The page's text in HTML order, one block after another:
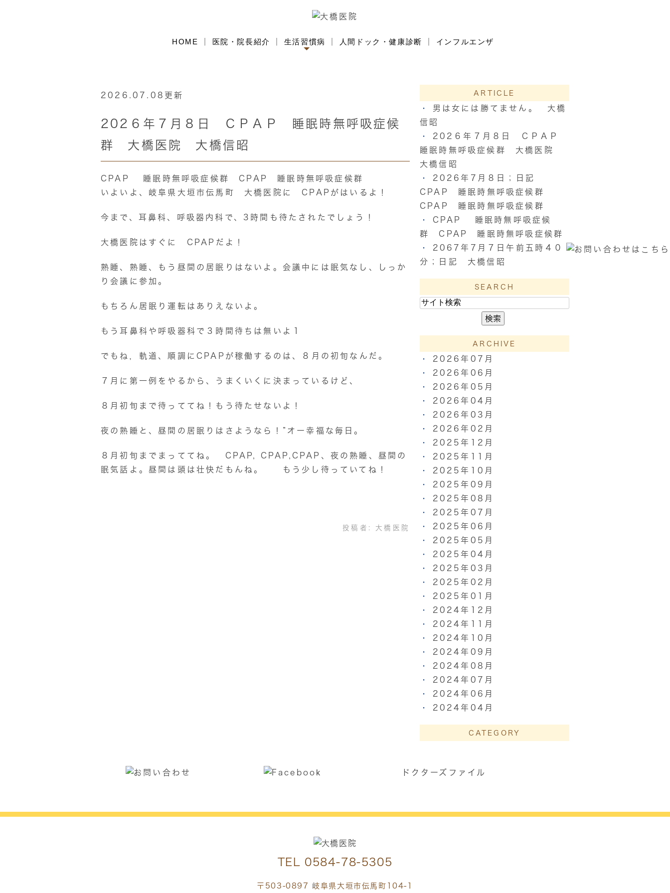
HOME 医院・院長紹介 生活習慣病 人間ドック・健康診断 インフルエンザ
2026.07.08更新
202６年７月８日 ＣＰＡＰ 睡眠時無呼吸症候
群 大橋医院 大橋信昭
CPAP 睡眠時無呼吸症候群 CPAP 睡眠時無呼吸症候群
いよいよ、岐阜県大垣市伝馬町 大橋医院に CPAPがはいるよ！
今まで、耳鼻科、呼吸器内科で、3時間も待たされたでしょう！
大橋医院はすぐに CPAPだよ！
熟睡、熟睡、もう昼間の居眠りはないよ。会議中には眠気なし、しっか
り会議に参加。
もちろん居眠り運転はありえないよ。
もう耳鼻科や呼吸器科で３時間待ちは無いよ１
でもね，軌道、順調にCPAPが稼働するのは、８月の初旬なんだ。
７月に第一例をやるから、うまくいくに決まっているけど、
８月初旬まで待っててね！もう待たせないよ！
夜の熟睡と、昼間の居眠りはさようなら！”オー幸福な毎日。
８月初旬までまっててね。 CPAP, CPAP,CPAP、夜の熟睡、昼間の
眠気話よ。昼間は頭は壮快だもんね。 もう少し待っていてね！
投稿者: 大橋医院
ARTICLE
男は女には勝てません。 大橋
信昭
202６年７月８日 ＣＰＡＰ
睡眠時無呼吸症候群 大橋医院
大橋信昭
2026年7月８日；日記
CPAP 睡眠時無呼吸症候群
CPAP 睡眠時無呼吸症候群
CPAP 睡眠時無呼吸症候
群 CPAP 睡眠時無呼吸症候群
2067年7月７日午前五時４０
分；日記 大橋信昭
SEARCH
ARCHIVE
2026年07月
2026年06月
2026年05月
2026年04月
2026年03月
2026年02月
2025年12月
2025年11月
2025年10月
2025年09月
2025年08月
2025年07月
2025年06月
2025年05月
2025年04月
2025年03月
2025年02月
2025年01月
2024年12月
2024年11月
2024年10月
2024年09月
2024年08月
2024年07月
2024年06月
2024年04月
CATEGORY
ドクターズファイル
TEL 0584-78-5305
〒503-0897 岐阜県大垣市伝馬町104-1